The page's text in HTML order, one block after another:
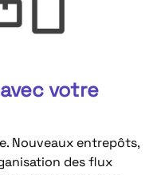
votre
Nouveaux entrepôts,
des flux